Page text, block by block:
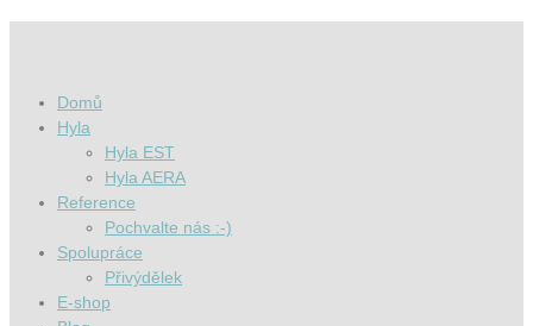
Domů
Hyla
Hyla EST
Hyla AERA
Reference
Pochvalte nás :-)
Spolupráce
Přivýdělek
E-shop